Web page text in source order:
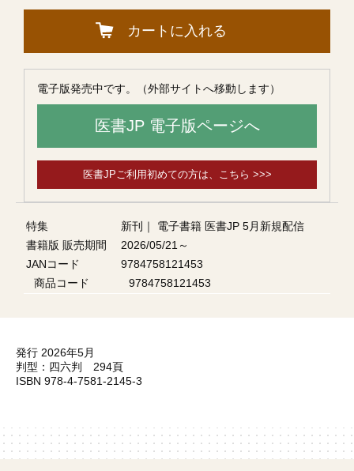
カートに入れる
電子版発売中です。（外部サイトへ移動します）
医書JP 電子版ページへ
医書JPご利用初めての方は、こちら >>>
特集 新刊 ｜ 電子書籍 医書JP 5月新規配信
書籍版 販売期間
2026/05/21～
JANコード
9784758121453
商品コード
9784758121453
発行 2026年5月
判型：四六判 294頁
ISBN 978-4-7581-2145-3